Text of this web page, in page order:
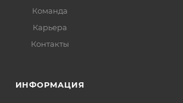
Команда
Карьера
Контакты
ИНФОРМАЦИЯ